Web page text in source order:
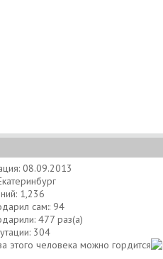
08.09.2013
1,236
сам:: 94
477 раз(а)
304